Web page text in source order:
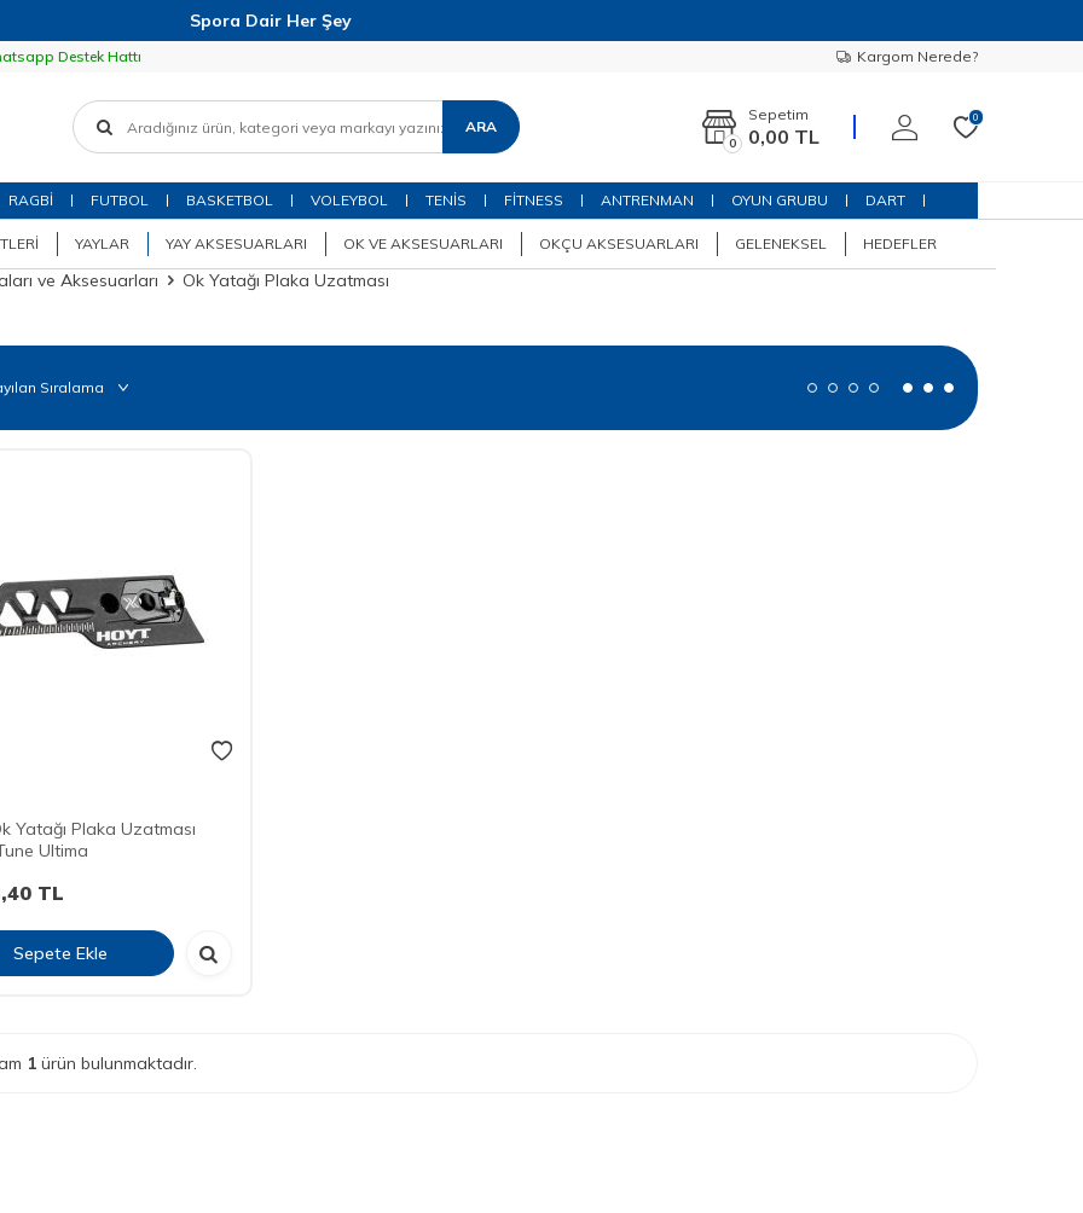
Spora Dair Her Şey
Destek Hattı Kargom Nerede?
ARA
0
Sepetim
0,00 TL
0
RAGBİ FUTBOL BASKETBOL VOLEYBOL TENİS FİTNESS ANTRENMAN OYUN GRUBU DART
YAYLAR YAY AKSESUARLARI OK VE AKSESUARLARI OKÇU AKSESUARLARI GELENEKSEL HEDEFLER
ve Aksesuarları Ok Yatağı Plaka Uzatması
Yatağı Plaka Uzatması
Ultima
TL
Sepete Ekle
1 ürün bulunmaktadır.